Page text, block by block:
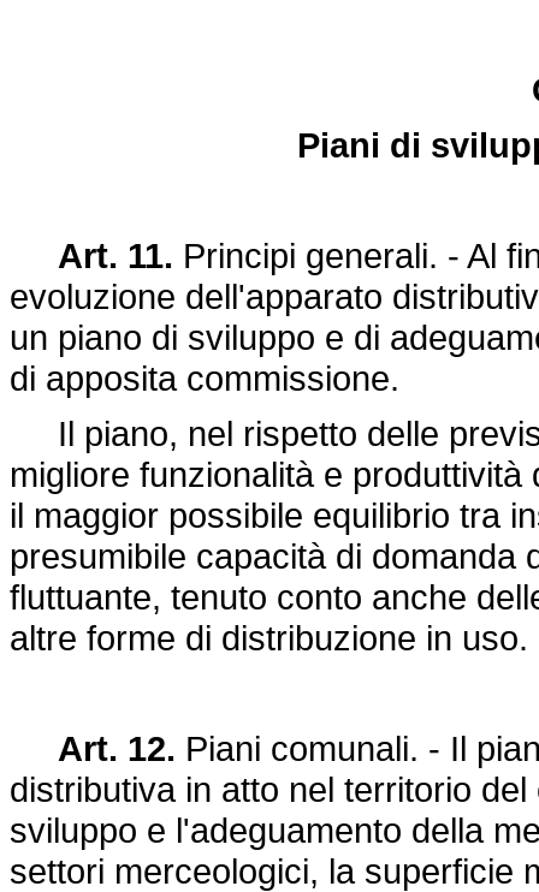
Piani di
Art. 11. Principi generali. - Al
evoluzione dell'apparato
un piano di sviluppo e di
di apposita commissione.
Il piano, nel rispetto delle
migliore funzionalità e
il maggior possibile equilibrio tra
presumibile capacità di domanda
fluttuante, tenuto conto anche
altre forme di distribuzione in uso.
Art. 12. Piani comunali. - Il
distributiva in atto nel territorio
sviluppo e l'adeguamento della
settori merceologici, la superficie